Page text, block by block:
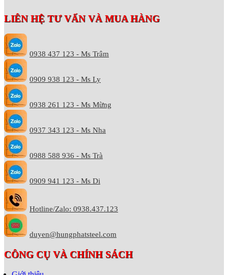
LIÊN HỆ TƯ VẤN VÀ MUA HÀNG
0938 437 123 - Ms Trâm
0909 938 123 - Ms Ly
0938 261 123 - Ms Mừng
0937 343 123 - Ms Nha
0988 588 936 - Ms Trà
0909 941 123 - Ms Di
Hotline/Zalo: 0938.437.123
duyen@hungphatsteel.com
CÔNG CỤ VÀ CHÍNH SÁCH